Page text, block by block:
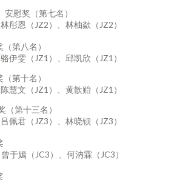
慰奖（第七名）
彤恩（JZ2）、林柚歘（JZ2）
八名）
伊雯（JZ1）、邱凯欣（JZ1）
十名）
慧文（JZ1）、黄歆贻（JZ1）
第十三名）
佩君（JZ3）、林晓钡（JZ3）
于嫣（JC3）、何汭霖（JC3）